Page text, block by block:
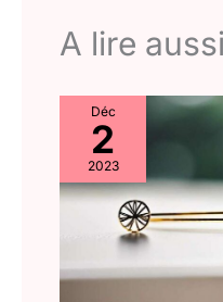
A lire aussi
Déc
2
2023